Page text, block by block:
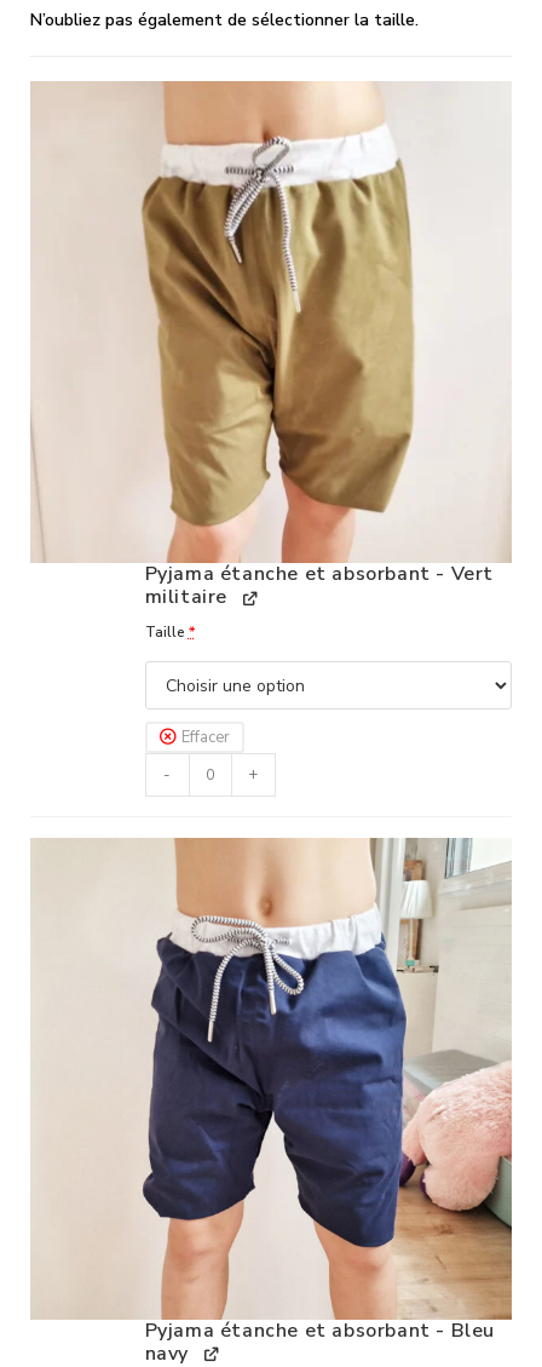
N’oubliez pas également de sélectionner la taille.
Pyjama étanche et absorbant - Vert
militaire
Taille*
Effacer
-
+
Pyjama étanche et absorbant - Bleu
navy